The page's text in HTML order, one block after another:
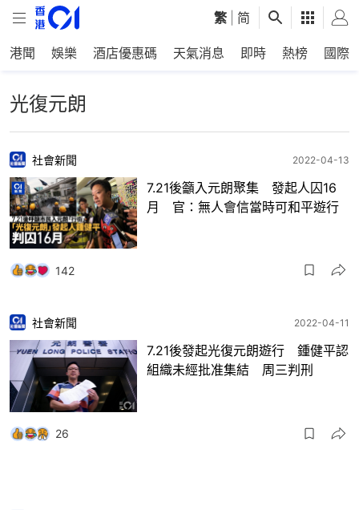
繁 简
港聞 娛樂 酒店優惠碼 天氣消息 即時 熱榜 國際
光復元朗
社會新聞 2022-04-13
7.21後籲入元朗聚集 發起人囚16
月 官：無人會信當時可和平遊行
142
社會新聞 2022-04-11
7.21後發起光復元朗遊行 鍾健平認
組織未經批准集結 周三判刑
26